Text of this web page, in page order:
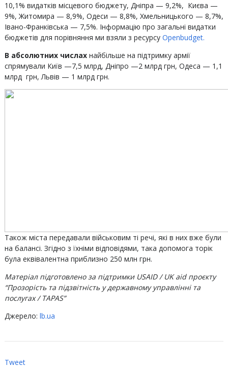
10,1% видатків місцевого бюджету, Дніпра — 9,2%, Києва —
9%, Житомира — 8,9%, Одеси — 8,8%, Хмельницького — 8,7%,
Івано-Франківська — 7,5%. Інформацію про загальні видатки
бюджетів для порівняння ми взяли з ресурсу Openbudget.
В абсолютних числах найбільше на підтримку армії
спрямували Київ —7,5 млрд, Дніпро —2 млрд грн, Одеса — 1,1
млрд грн, Львів — 1 млрд грн.
Також міста передавали військовим ті речі, які в них вже були
на балансі. Згідно з їхніми відповідями, така допомога торік
була еквівалентна приблизно 250 млн грн.
Матеріал підготовлено за підтримки USAID / UK aid проєкту
“Прозорість та підзвітність у державному управлінні та
послугах / TAPAS”
Джерело: lb.ua
Tweet